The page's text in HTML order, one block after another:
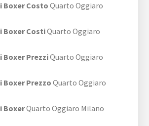
Boxer Costo Quarto Oggiaro
Boxer CostiQuarto Oggiaro
Boxer PrezziQuarto Oggiaro
Boxer PrezzoQuarto Oggiaro
BoxerQuarto Oggiaro Milano